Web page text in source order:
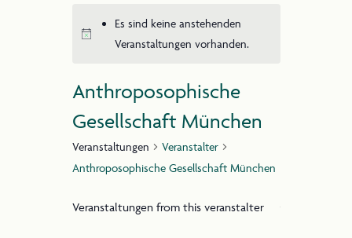
2025 Steiner Jubiläum
Es sind keine anstehenden
Veranstaltungen vorhanden.
Anthroposophische
Gesellschaft München
Veranstaltungen
Veranstalter
Anthroposophische Gesellschaft München
Veranstaltungen from this veranstalter